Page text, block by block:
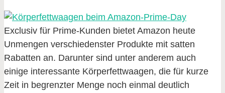
Exclusiv für Prime-Kunden bietet Amazon heute
Unmengen verschiedenster Produkte mit satten
Rabatten an. Darunter sind unter anderem auch
einige interessante Körperfettwaagen, die für kurze
Zeit in begrenzter Menge noch einmal deutlich